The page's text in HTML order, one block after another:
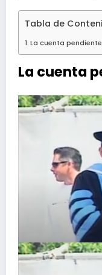
Tabla de
La cuenta
La cuenta